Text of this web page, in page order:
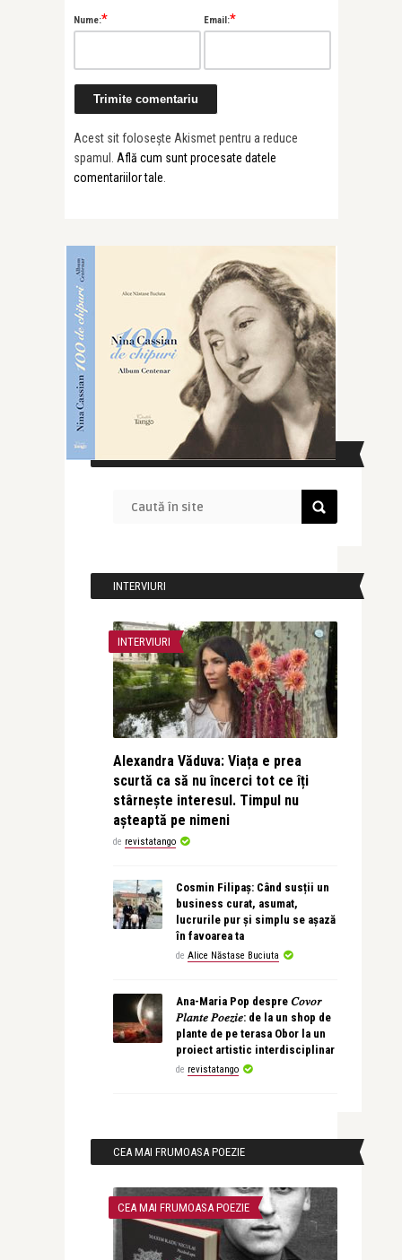
Nume:* Email:*
Acest sit folosește Akismet pentru a reduce
spamul. Află cum sunt procesate datele
comentariilor tale.
CAUTĂ ÎN SITE
INTERVIURI
INTERVIURI
Alexandra Văduva: Viața e prea
scurtă ca să nu încerci tot ce îți
stârnește interesul. Timpul nu
așteaptă pe nimeni
de revistatango
Cosmin Filipaș: Când susții un
business curat, asumat,
lucrurile pur și simplu se așază
în favoarea ta
de Alice Năstase Buciuta
Ana-Maria Pop despre 𝐶𝑜𝑣𝑜𝑟
𝑃𝑙𝑎𝑛𝑡𝑒 𝑃𝑜𝑒𝑧𝑖𝑒: de la un shop de
plante de pe terasa Obor la un
proiect artistic interdisciplinar
de revistatango
CEA MAI FRUMOASA POEZIE
CEA MAI FRUMOASA POEZIE